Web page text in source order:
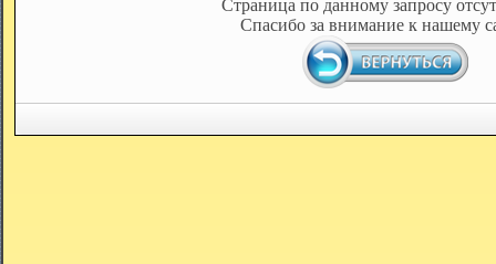
Страница по данному запросу
Спасибо за внимание к нашему